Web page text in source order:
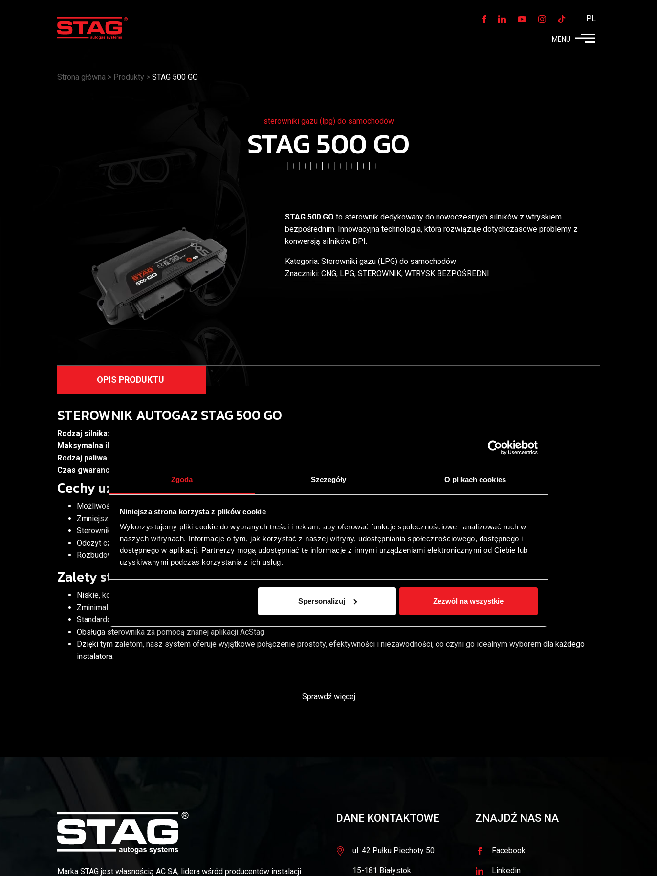
Zgoda Szczegóły O plikach cookies
Niniejsza strona korzysta z plików cookie
Wykorzystujemy pliki cookie do wybranych treści i reklam, aby oferować funkcje społecznościowe i analizować ruch w
naszych witrynach. Informacje o tym, jak korzystać z naszej witryny, udostępniania społecznościowego, dostępnego i
dostępnego w aplikacji. Partnerzy mogą udostępniać te informacje z innymi urządzeniami elektronicznymi od Ciebie lub
uzyskiwanymi podczas korzystania z ich usług.
Spersonalizuj Zezwól na wszystkie
PL
MENU
Strona główna > Produkty > STAG 500 GO
sterowniki gazu (lpg) do samochodów
STAG 500 GO
STAG 500 GO to sterownik dedykowany do nowoczesnych silników z wtryskiem
bezpośrednim. Innowacyjna technologia, która rozwiązuje dotychczasowe problemy z
konwersją silników DPI.
Kategoria:Sterowniki gazu (LPG) do samochodów
Znaczniki:CNG, LPG,STEROWNIK,WTRYSK BEZPOŚREDNI
OPIS PRODUKTU
STEROWNIK AUTOGAZ STAG 500 GO
Rodzaj silnika:
Maksymalna ilość cylindrów:
Rodzaj paliwa autogaz:
Czas gwarancji sterownika:
Cechy użytkowe
Możliwość płynnej regulacji udziału benzyny za pomocą dedykowanej mapy
Zmniejszenie ryzyka degradacji wtryskiwaczy benzynowych, dzięki stałemu przepłukiwaniu benzyną
Sterownik przejmuje pełną kontrolę nad pracą pompy i czujnika wysokiego ciśnienia benzyny
Odczyt czasów wtrysku benzyny w każdym aucie
Rozbudowana autokalibracja. Po uruchomieniu system kalibruje się automatycznie, bez potrzeby ingerencji montażysty.
Zalety sterownika STAG 500 GO
Niskie, kontrolowane zużycie benzyny Brak błędów OBD dotyczących wtryskiwaczy benzynowych
Zminimalizowane ryzyko degradacji wtryskiwaczy benzynowych dzięki ich ciągłemu przepłukiwaniu benzyną
Standardowy montaż
Obsługa sterownika za pomocą znanej aplikacji AcStag
Dzięki tym zaletom, nasz system oferuje wyjątkowe połączenie prostoty, efektywności i niezawodności, co czyni go idealnym wyborem dla każdego
instalatora.
Sprawdź więcej
Marka STAG jest własnością AC SA, lidera wśród producentów instalacji
DANE KONTAKTOWE
ul. 42 Pułku Piechoty 50
15-181 Białystok
ZNAJDŹ NAS NA
Facebook
Linkedin